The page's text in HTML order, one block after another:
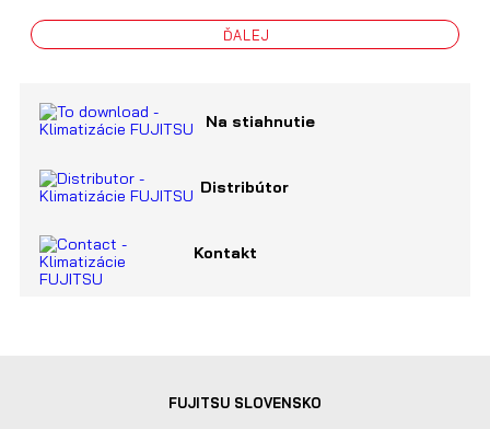
ĎALEJ
Na stiahnutie
Distribútor
Kontakt
FUJITSU SLOVENSKO